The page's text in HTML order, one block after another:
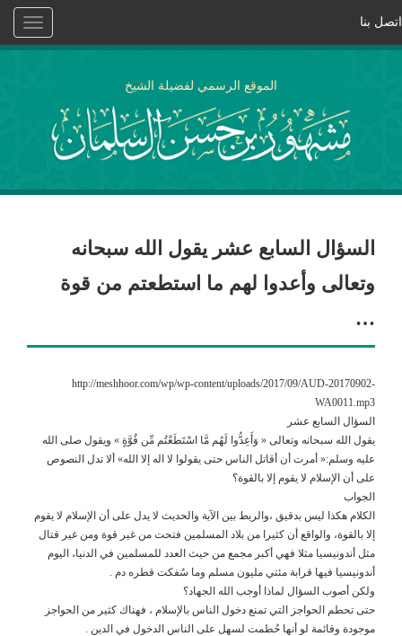
Toggle
اتصل بنا
الموقع الرسمي لفضيلة الشيخ
السؤال السابع عشر يقول الله سبحانه
وتعالى وأعدوا لهم ما استطعتم من قوة
…
http://meshhoor.com/wp/wp-content/uploads/2017/09/AUD-20170902-
WA0011.mp3
السؤال السابع عشر
يقول الله سبحانه وتعالى « وَأَعِدُّوا لَهُم مَّا اسْتَطَعْتُم مِّن قُوَّةٍ » ويقول صلى الله
عليه وسلم:« أمرت أن أقاتل الناس حتى يقولوا لا اله إلا الله» ألا تدل النصوص
على أن الإسلام لا يقوم إلا بالقوة؟
الجواب
الكلام هكذا ليس بدقيق ،والربط بين الآية والحديث لا يدل على أن الإسلام لا يقوم
إلا بالقوة، والواقع أن كثيرا من بلاد المسلمين فتحت من غير قوة ومن غير قتال
مثل أندونيسيا مثلا فهي أكبر مجمع من حيث العدد للمسلمين في الدنيا، اليوم
أندونيسيا فيها قرابة مئتي مليون مسلم وما سُفكت قطره دم .
ولكن أصوب السؤال لماذا أوجب الله الجهاد؟
حتى تحطم الحواجز التي تمنع دخول الناس بالإسلام ، فهناك كثير من الحواجز
موجودة وقائمة لو أنها حُطمت لسهل على الناس الدخول في الدين .